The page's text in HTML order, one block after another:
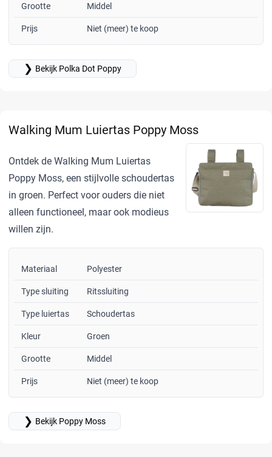
Grootte Middel
Prijs Niet (meer) te koop
❯ Bekijk Polka Dot Poppy
Walking Mum Luiertas Poppy Moss
Ontdek de Walking Mum Luiertas
Poppy Moss, een stijlvolle schoudertas
in groen. Perfect voor ouders die niet
alleen functioneel, maar ook modieus
willen zijn.
Materiaal Polyester
Type sluiting Ritssluiting
Type luiertas Schoudertas
Kleur Groen
Grootte Middel
Prijs Niet (meer) te koop
❯ Bekijk Poppy Moss